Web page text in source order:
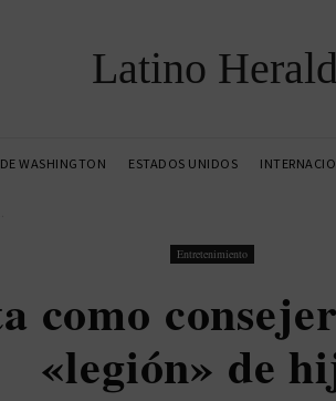
Latino
WASHINGTON ESTADOS UNIDOS
Entretenimiento
como
«legión» de